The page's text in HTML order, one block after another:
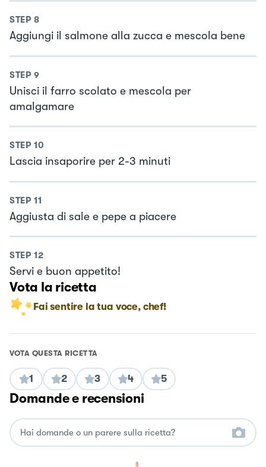
STEP 8
Aggiungi il salmone alla zucca e mescola bene
STEP 9
Unisci il farro scolato e mescola per
amalgamare
STEP 10
Lascia insaporire per 2-3 minuti
STEP 11
Aggiusta di sale e pepe a piacere
STEP 12
Servi e buon appetito!
Vota la ricetta
Fai sentire la tua voce, chef!
VOTA QUESTA RICETTA
1 2 3 4 5
Domande e recensioni